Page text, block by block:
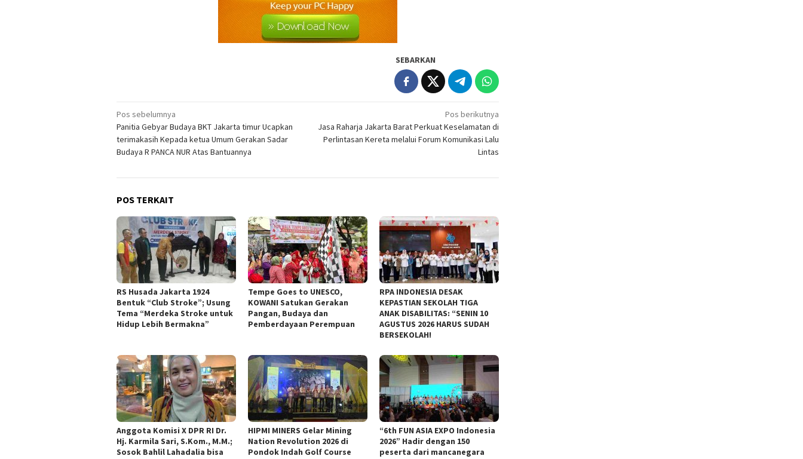
SEBARKAN
Navigasi
pos
Pos sebelumnya
Panitia Gebyar Budaya BKT Jakarta timur Ucapkan
terimakasih Kepada ketua Umum Gerakan Sadar
Budaya R PANCA NUR Atas Bantuannya
Pos berikutnya
Jasa Raharja Jakarta Barat Perkuat Keselamatan di
Perlintasan Kereta melalui Forum Komunikasi Lalu
Lintas
POS TERKAIT
RS Husada Jakarta 1924
Bentuk “Club Stroke”; Usung
Tema “Merdeka Stroke untuk
Hidup Lebih Bermakna”
Tempe Goes to UNESCO,
KOWANI Satukan Gerakan
Pangan, Budaya dan
Pemberdayaan Perempuan
RPA INDONESIA DESAK
KEPASTIAN SEKOLAH TIGA
ANAK DISABILITAS: “SENIN 10
AGUSTUS 2026 HARUS SUDAH
BERSEKOLAH!
Anggota Komisi X DPR RI Dr.
Hj. Karmila Sari, S.Kom., M.M.;
Sosok Bahlil Lahadalia bisa
HIPMI MINERS Gelar Mining
Nation Revolution 2026 di
Pondok Indah Golf Course
“6th FUN ASIA EXPO Indonesia
2026” Hadir dengan 150
peserta dari mancanegara